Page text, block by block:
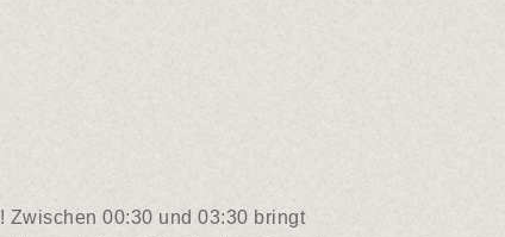
Zwischen 00:30 und 03:30 bringt